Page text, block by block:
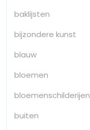
baklijsten
bijzondere kunst
blauw
bloemen
bloemenschilderijen
buiten